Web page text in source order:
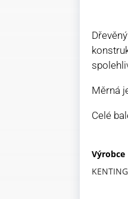
Měrná
Celé
Výrobce